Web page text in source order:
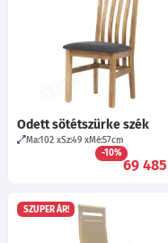
Odett sötétszürke szék
Ma:102 Sz:49 Mé:57cm
-10%
69 485
SZUPER ÁR!